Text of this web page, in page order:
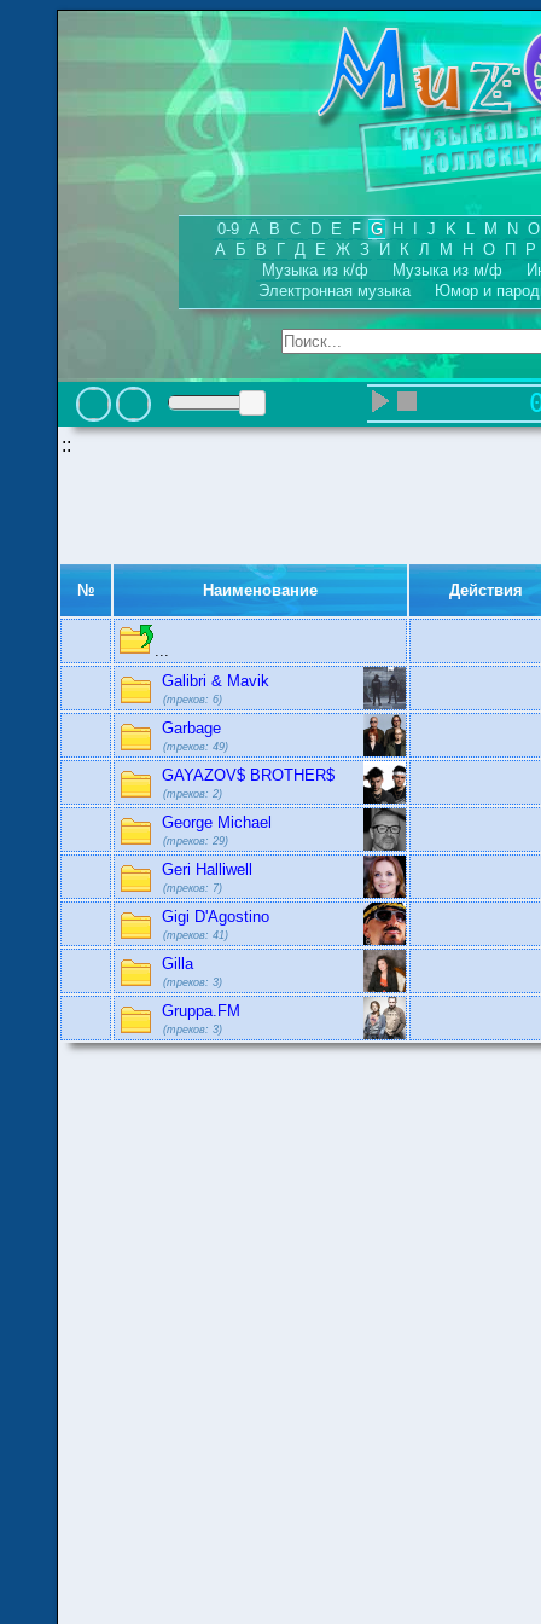
0-9 A B C D E F G H J K L M N O
А
Б В Г Д Е Ж З И К Л М Н О П
Р
Музыка из к/ф
Музыка из м/ф
Электронная музыка
Юмор и
::
№ Наименование Действия
...
Galibri & Mavik
(треков: 6)
Garbage
(треков: 49)
GAYAZOV$ BROTHER$
(треков: 2)
George Michael
(треков: 29)
Geri Halliwell
(треков: 7)
Gigi D'Agostino
(треков: 41)
Gilla
(треков: 3)
Gruppa.FM
(треков: 3)